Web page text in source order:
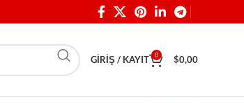
GIRIŞ / KAYIT 0 $0,00